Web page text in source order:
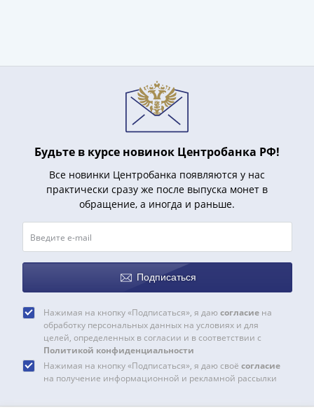
Будьте в курсе новинок Центробанка РФ!
Все новинки Центробанка появляются у нас
практически сразу же после выпуска монет в
обращение, а иногда и раньше.
Подписаться
Нажимая на кнопку «Подписаться», я даю согласиена
обработку персональных данных на условиях и для
целей, определенных в согласии и в соответствии с
Политикой конфиденциальности
Нажимая на кнопку «Подписаться», я даю своё согласие
на получение информационной и рекламной рассылки